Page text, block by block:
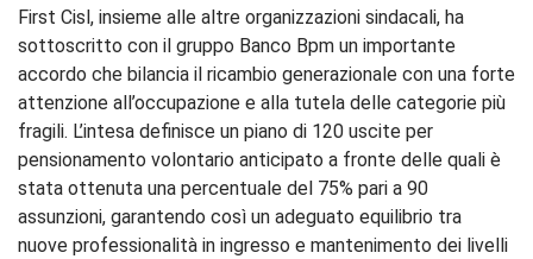
First Cisl, insieme alle altre organizzazioni sindacali, ha
sottoscritto con il gruppo Banco Bpm un importante
accordo che bilancia il ricambio generazionale con una forte
attenzione all’occupazione e alla tutela delle categorie più
fragili. L’intesa definisce un piano di 120 uscite per
pensionamento volontario anticipato a fronte delle quali è
stata ottenuta una percentuale del 75% pari a 90
assunzioni, garantendo così un adeguato equilibrio tra
nuove professionalità in ingresso e mantenimento dei livelli